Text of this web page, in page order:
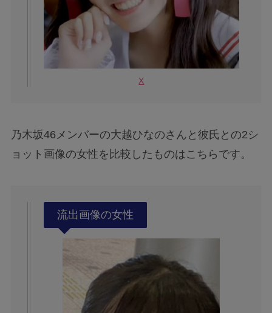
X
乃木坂46メンバーの大越ひなのさんと彼氏との2シ
ョット画像の女性を比較したものはこちらです。
流出画像の女性